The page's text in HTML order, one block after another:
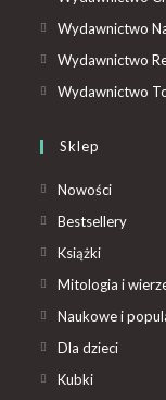
Wydawnictwo
Wydawnictwo
Wydawnictwo
Sklep
Nowości
Bestsellery
Książki
Mitologia i
Naukowe i
Dla dzieci
Kubki